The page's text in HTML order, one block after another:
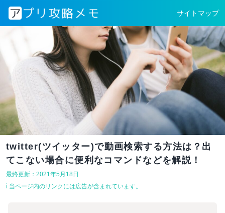
サイトマップ
twitter(ツイッター)で動画検索する方法は？出
てこない場合に便利なコマンドなどを解説！
最終更新：2021年5月18日
ℹ︎ 当ページ内のリンクには広告が含まれています。